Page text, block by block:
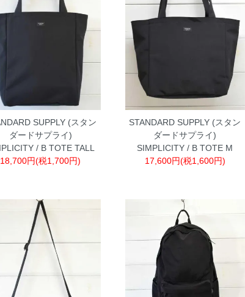
SUPPLY (スタン
ダードサプライ)
/ B TOTE TALL
18,700円(税1,700円)
STANDARD SUPPLY (スタン
ダードサプライ)
SIMPLICITY / B TOTE M
17,600円(税1,600円)